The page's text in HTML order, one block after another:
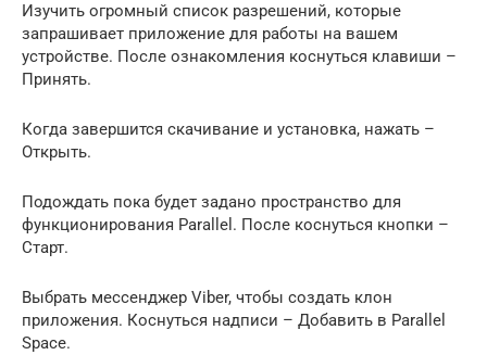
Изучить огромный список разрешений, которые
запрашивает приложение для работы на вашем
устройстве. После ознакомления коснуться клавиши –
Принять.
Когда завершится скачивание и установка, нажать –
Открыть.
Подождать пока будет задано пространство для
функционирования Parallel. После коснуться кнопки –
Старт.
Выбрать мессенджер Viber, чтобы создать клон
приложения. Коснуться надписи – Добавить в Parallel
Space.